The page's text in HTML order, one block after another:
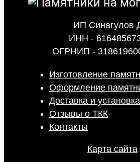
ИП Синагулов
ИНН -
ОГРНИП -
Изготовление
Оформление
Доставка и
Отзывы о ТКК
Контакты
Карта сайта